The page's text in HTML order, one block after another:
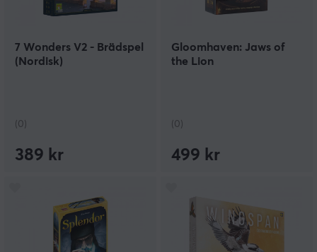
7 Wonders V2 - Brädspel
(Nordisk)
(0)
389 kr
Gloomhaven: Jaws of
the Lion
(0)
499 kr